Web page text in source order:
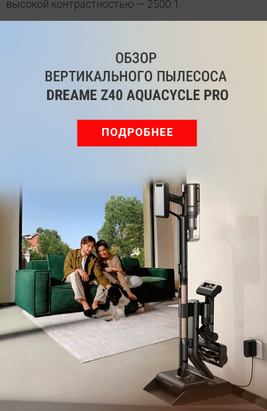
высокой контрастностью — 2500:1.
Монитор имеет собственные стереодинамики
мощностью 3 Вт каждый, предлагает порт
DisplayPort и два HDMI для подключения к
компьютеру и может быть установлен на стену с
помощью креплений VESA 100х100 мм. Ну а
безрамочная конструкция дает возможность
использовать его в многомониторных
инсталляциях.
Xiaomi Mi 27 4K Ultra Clear